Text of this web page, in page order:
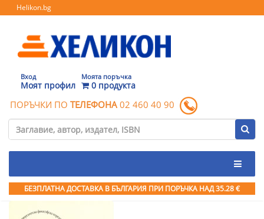
Helikon.bg
Вход
Моят профил
Моята поръчка
0 продукта
ПОРЪЧКИ ПО ТЕЛЕФОНА 02 460 40 90
БЕЗПЛАТНА ДОСТАВКА В БЪЛГАРИЯ ПРИ ПОРЪЧКА НАД 35.28 €